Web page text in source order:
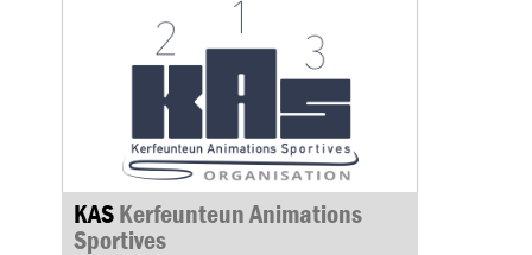
KASKerfeunteun Animations
Sportives